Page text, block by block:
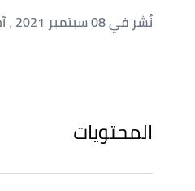
نُشر في 08 سبتمبر 2021
،
المحتويات